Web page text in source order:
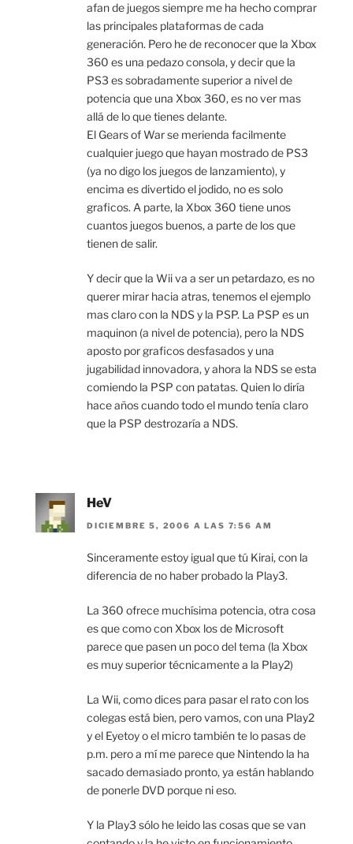
afan de juegos siempre me ha hecho comprar
las principales plataformas de cada
generación. Pero he de reconocer que la Xbox
360 es una pedazo consola, y decir que la
PS3 es sobradamente superior a nivel de
potencia que una Xbox 360, es no ver mas
allá de lo que tienes delante.
El Gears of War se merienda facilmente
cualquier juego que hayan mostrado de PS3
(ya no digo los juegos de lanzamiento), y
encima es divertido el jodido, no es solo
graficos. A parte, la Xbox 360 tiene unos
cuantos juegos buenos, a parte de los que
tienen de salir.
Y decir que la Wii va a ser un petardazo, es no
querer mirar hacia atras, tenemos el ejemplo
mas claro con la NDS y la PSP. La PSP es un
maquinon (a nivel de potencia), pero la NDS
aposto por graficos desfasados y una
jugabilidad innovadora, y ahora la NDS se esta
comiendo la PSP con patatas. Quien lo diría
hace años cuando todo el mundo tenía claro
que la PSP destrozaría a NDS.
HeV
DICIEMBRE 5, 2006 A LAS 7:56 AM
Sinceramente estoy igual que tú Kirai, con la
diferencia de no haber probado la Play3.
La 360 ofrece muchísima potencia, otra cosa
es que como con Xbox los de Microsoft
parece que pasen un poco del tema (la Xbox
es muy superior técnicamente a la Play2)
La Wii, como dices para pasar el rato con los
colegas está bien, pero vamos, con una Play2
y el Eyetoy o el micro también te lo pasas de
p.m. pero a mí me parece que Nintendo la ha
sacado demasiado pronto, ya están hablando
de ponerle DVD porque ni eso.
Y la Play3 sólo he leido las cosas que se van